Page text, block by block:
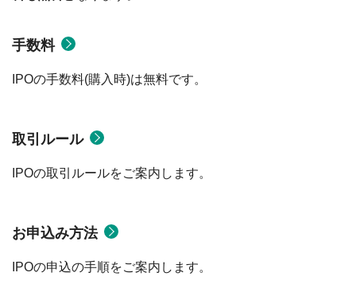
手数料
IPOの手数料(購入時)は無料です。
取引ルール
IPOの取引ルールをご案内します。
お申込み方法
IPOの申込の手順をご案内します。